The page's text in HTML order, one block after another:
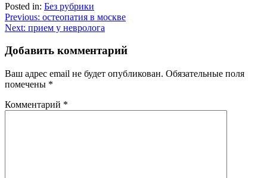
Posted in: Без рубрики
Навигация
по
записям
Previous: остеопатия в москве
Next: прием у невролога
Добавить комментарий
Ваш адрес email не будет опубликован. Обязательные поля
помечены *
Комментарий *